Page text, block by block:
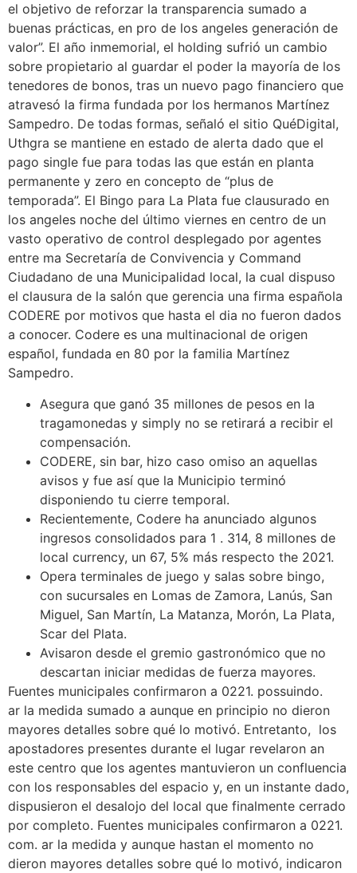
el objetivo de reforzar la transparencia sumado a
buenas prácticas, en pro de los angeles generación de
valor”. El año inmemorial, el holding sufrió un cambio
sobre propietario al guardar el poder la mayoría de los
tenedores de bonos, tras un nuevo pago financiero que
atravesó la firma fundada por los hermanos Martínez
Sampedro. De todas formas, señaló el sitio QuéDigital,
Uthgra se mantiene en estado de alerta dado que el
pago single fue para todas las que están en planta
permanente y zero en concepto de “plus de
temporada”. El Bingo para La Plata fue clausurado en
los angeles noche del último viernes en centro de un
vasto operativo de control desplegado por agentes
entre ma Secretaría de Convivencia y Command
Ciudadano de una Municipalidad local, la cual dispuso
el clausura de la salón que gerencia una firma española
CODERE por motivos que hasta el dia no fueron dados
a conocer. Codere es una multinacional de origen
español, fundada en 80 por la familia Martínez
Sampedro.
Asegura que ganó 35 millones de pesos en la
tragamonedas y simply no se retirará a recibir el
compensación.
CODERE, sin bar, hizo caso omiso an aquellas
avisos y fue así que la Municipio terminó
disponiendo tu cierre temporal.
Recientemente, Codere ha anunciado algunos
ingresos consolidados para 1 . 314, 8 millones de
local currency, un 67, 5% más respecto the 2021.
Opera terminales de juego y salas sobre bingo,
con sucursales en Lomas de Zamora, Lanús, San
Miguel, San Martín, La Matanza, Morón, La Plata,
Scar del Plata.
Avisaron desde el gremio gastronómico que no
descartan iniciar medidas de fuerza mayores.
Fuentes municipales confirmaron a 0221. possuindo.
ar la medida sumado a aunque en principio no dieron
mayores detalles sobre qué lo motivó. Entretanto, los
apostadores presentes durante el lugar revelaron an
este centro que los agentes mantuvieron un confluencia
con los responsables del espacio y, en un instante dado,
dispusieron el desalojo del local que finalmente cerrado
por completo. Fuentes municipales confirmaron a 0221.
com. ar la medida y aunque hastan el momento no
dieron mayores detalles sobre qué lo motivó, indicaron